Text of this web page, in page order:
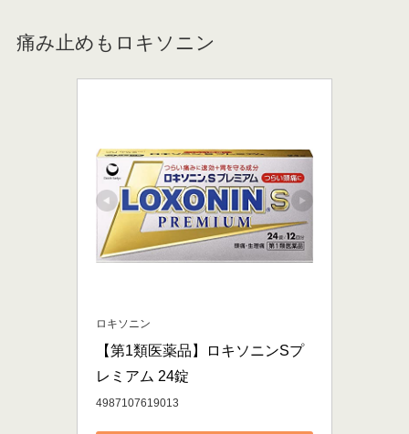
痛み止めもロキソニン
ロキソニン
【第1類医薬品】ロキソニンSプ
レミアム 24錠
4987107619013